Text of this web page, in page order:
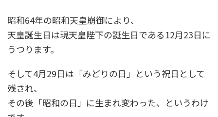
昭和64年の昭和天皇崩御により、
天皇誕生日は現天皇陛下の誕生日である12月23日に
うつります。
そして4月29日は「みどりの日」という祝日として
残され、
その後「昭和の日」に生まれ変わった、というわけ